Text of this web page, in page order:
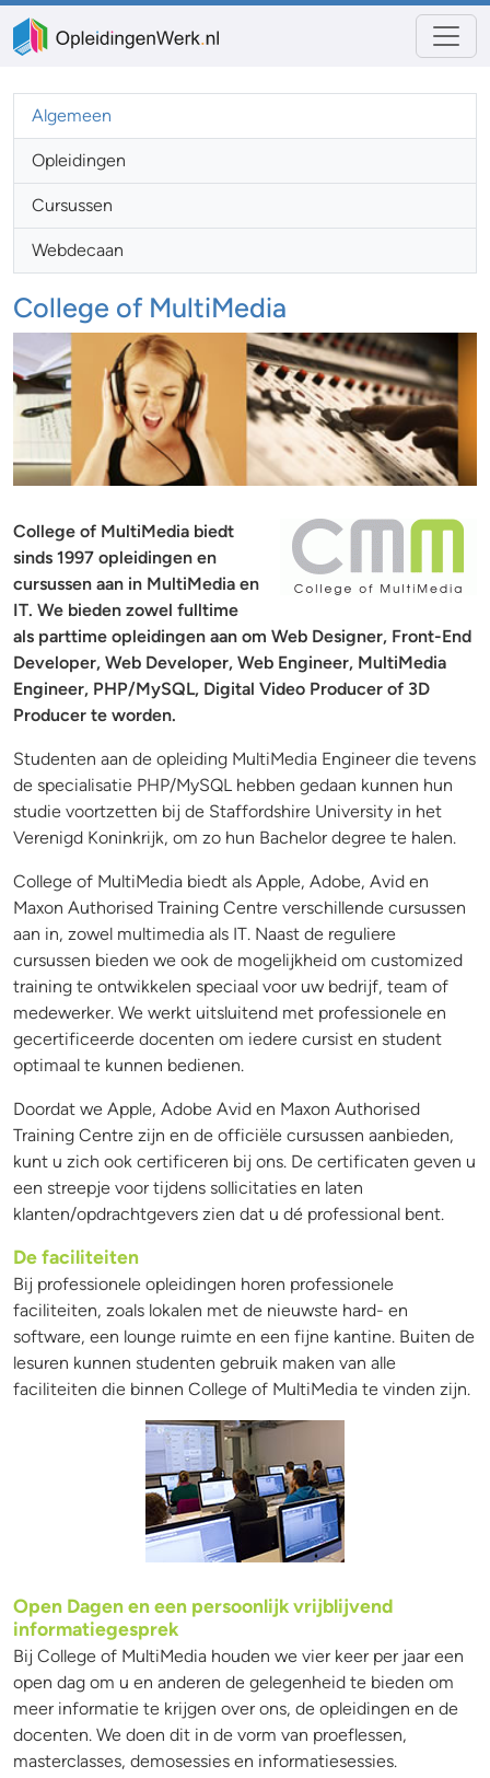
Algemeen
Opleidingen
Cursussen
Webdecaan
College of MultiMedia
College of MultiMedia biedt
sinds 1997 opleidingen en
cursussen aan in MultiMedia en
IT. We bieden zowel fulltime
als parttime opleidingen aan om Web Designer, Front-End
Developer, Web Developer, Web Engineer, MultiMedia
Engineer, PHP/MySQL, Digital Video Producer of 3D
Producer te worden.
Studenten aan de opleiding MultiMedia Engineer die tevens
de specialisatie PHP/MySQL hebben gedaan kunnen hun
studie voortzetten bij de Staffordshire University in het
Verenigd Koninkrijk, om zo hun Bachelor degree te halen.
College of MultiMedia biedt als Apple, Adobe, Avid en
Maxon Authorised Training Centre verschillende cursussen
aan in, zowel multimedia als IT. Naast de reguliere
cursussen bieden we ook de mogelijkheid om customized
training te ontwikkelen speciaal voor uw bedrijf, team of
medewerker. We werkt uitsluitend met professionele en
gecertificeerde docenten om iedere cursist en student
optimaal te kunnen bedienen.
Doordat we Apple, Adobe Avid en Maxon Authorised
Training Centre zijn en de officiële cursussen aanbieden,
kunt u zich ook certificeren bij ons. De certificaten geven u
een streepje voor tijdens sollicitaties en laten
klanten/opdrachtgevers zien dat u dé professional bent.
De faciliteiten
Bij professionele opleidingen horen professionele
faciliteiten, zoals lokalen met de nieuwste hard- en
software, een lounge ruimte en een fijne kantine. Buiten de
lesuren kunnen studenten gebruik maken van alle
faciliteiten die binnen College of MultiMedia te vinden zijn.
Open Dagen en een persoonlijk vrijblijvend
informatiegesprek
Bij College of MultiMedia houden we vier keer per jaar een
open dag om u en anderen de gelegenheid te bieden om
meer informatie te krijgen over ons, de opleidingen en de
docenten. We doen dit in de vorm van proeflessen,
masterclasses, demosessies en informatiesessies.